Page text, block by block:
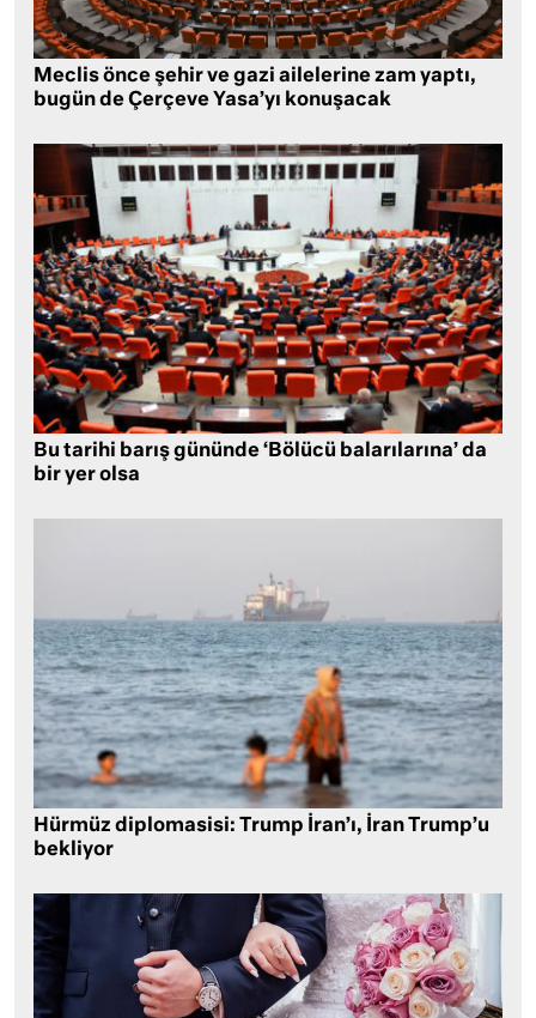
Meclis önce şehir ve gazi ailelerine zam yaptı,
bugün de Çerçeve Yasa’yı konuşacak
Bu tarihi barış gününde ‘Bölücü balarılarına’ da
bir yer olsa
Hürmüz diplomasisi: Trump İran’ı, İran Trump’u
bekliyor